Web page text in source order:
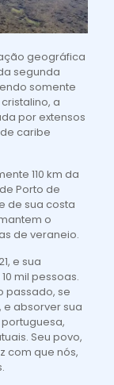
geográfica
segunda
somente
a
por extensos
caribe
110 km da
Porto de
de sua costa
o
de veraneio.
e sua
mil pessoas.
passado, se
e absorver sua
Seu povo,
com que nós,